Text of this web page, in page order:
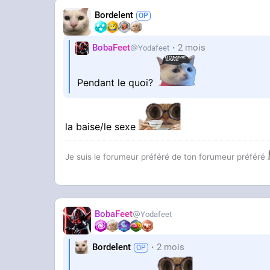
Bordelent
BobaFeet Yodafeet 2 mois
Pendant le quoi?
la baise/le sexe
Je suis le forumeur préféré de ton forumeur préféré
BobaFeet Yodafeet
Bordelent 2 mois